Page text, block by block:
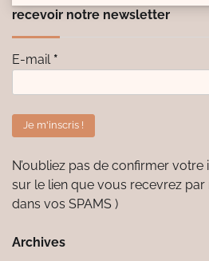
recevoir notre newsletter
E-mail *
N’oubliez pas de confirmer
sur le lien que vous recevrez par
dans vos SPAMS )
Archives